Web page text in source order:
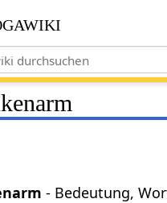
- Bedeutung,